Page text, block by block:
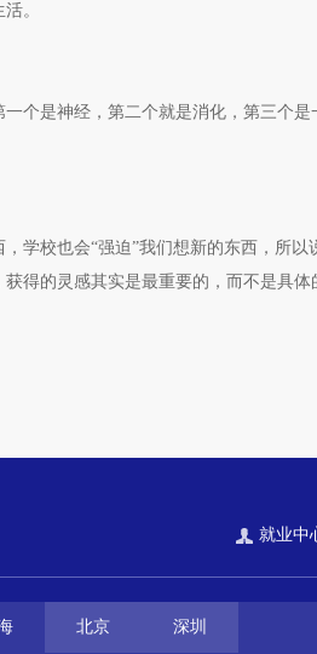
。
个是神经，第二个就是消化，第三个
学校也会“强迫”我们想新的东西，所以
得的灵感其实是最重要的，而不是具体
就业中
北京 深圳